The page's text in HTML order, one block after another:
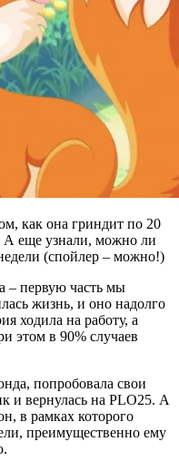
как она гриндит по 20
А еще узнали, можно ли
(спойлер – можно!)
– первую часть мы
жизнь, и оно надолго
ходила на работу, а
этом в 90% случаев
попробовала свои
и вернулась на PLO25. А
в рамках которого
преимущественно ему